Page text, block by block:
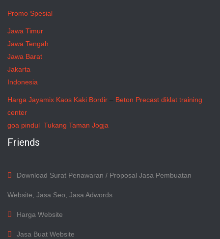
Promo Spesial
Jawa Timur
Jawa Tengah
Jawa Barat
Jakarta
Indonesia
Harga Jayamix Kaos Kaki Bordir – Beton Precast diklat training
center
goa pindul Tukang Taman Jogja
Friends
Download Surat Penawaran / Proposal Jasa Pembuatan
Website, Jasa Seo, Jasa Adwords
Harga Website
Jasa Buat Website